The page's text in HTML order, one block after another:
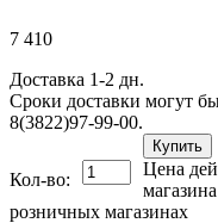
7 410
Доставка 1-2 дн.
Сроки доставки могут
8(3822)97-99-00.
Кол-во:
Купить
Цена
розничных магазинах